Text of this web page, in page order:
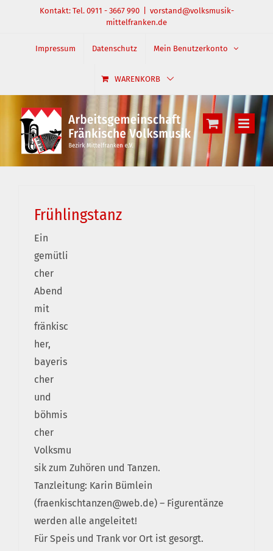
springen
Kontakt: Tel. 0911 - 3667 990
vorstand@volksmusik-
mittelfranken.de
Impressum Datenschutz Mein Benutzerkonto
WARENKORB
Frühlingstanz
Ein
gemütli
cher
Abend
mit
fränkisc
her,
bayeris
cher
und
böhmis
cher
Volksmu
sik zum Zuhören und Tanzen.
Tanzleitung: Karin Bümlein
(fraenkischtanzen@web.de) – Figurentänze
werden alle angeleitet!
Für Speis und Trank vor Ort ist gesorgt.